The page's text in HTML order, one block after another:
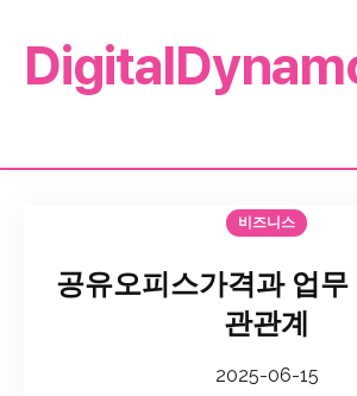
비즈니스
공유오피스가격과 업
관관계
2025-06-15